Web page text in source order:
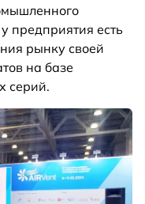
предприятия есть
рынку своей
на базе
серий.